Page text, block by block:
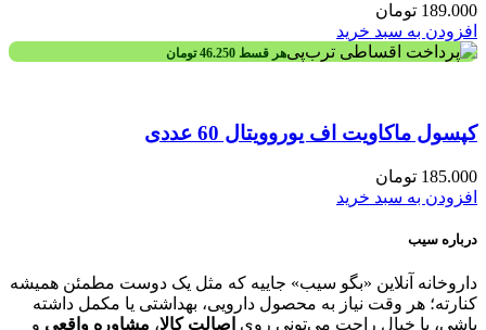
189.000 تومان
افزودن به سبد خرید
هر قسط 46.250 تومان
کپسول ماکاویت اف یوروویتال 60 عددی
185.000 تومان
افزودن به سبد خرید
درباره سیب
داروخانه آنلاین «بگو سیب» جاییه که مثل یک دوست مطمئن همیشه
کنارته؛ هر وقت نیاز به محصول دارویی، بهداشتی یا مکمل داشته
باشی، با خیال راحت می‌تونی روی اصالت کالا، مشاوره واقعی و